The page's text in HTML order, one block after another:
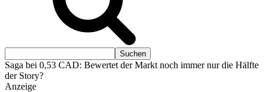
Saga bei 0,53 CAD: Bewertet der Markt noch immer nur die Hälfte
der Story?
Anzeige